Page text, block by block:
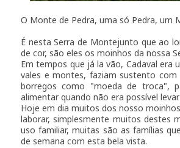
O Monte de Pedra, uma só Pedra, um
É nesta Serra de Montejunto que ao
de cor, são eles os moinhos da nossa
Em tempos que já la vão, Cadaval
vales e montes, faziam sustento
borregos como "moeda de troca",
alimentar quando não era possível
Hoje em dia muitos dos nosso
laborar, simplesmente muitos destes
uso familiar, muitas são as famílias
de semana com esta bela vista.